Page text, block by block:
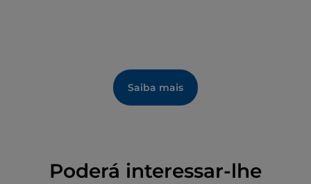
Saiba mais
Poderá interessar-lhe